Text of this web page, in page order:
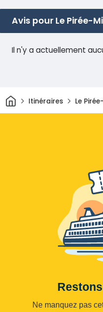
Avis pour Le Pirée-
Il n'y a actuellement
Maison
Itinéraires Le
Ne manquez pas